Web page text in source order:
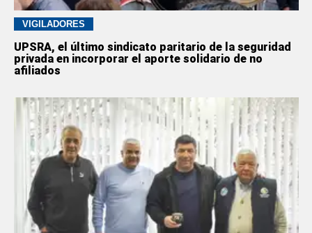
VIGILADORES
UPSRA, el último sindicato paritario de la seguridad
privada en incorporar el aporte solidario de no
afiliados